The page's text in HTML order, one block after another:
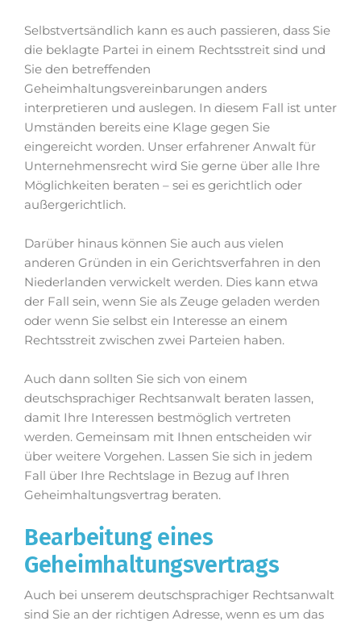
Selbstvertsändlich kann es auch passieren, dass Sie
die beklagte Partei in einem Rechtsstreit sind und
Sie den betreffenden
Geheimhaltungsvereinbarungen anders
interpretieren und auslegen. In diesem Fall ist unter
Umständen bereits eine Klage gegen Sie
eingereicht worden. Unser erfahrener Anwalt für
Unternehmensrecht wird Sie gerne über alle Ihre
Möglichkeiten beraten – sei es gerichtlich oder
außergerichtlich.
Darüber hinaus können Sie auch aus vielen
anderen Gründen in ein Gerichtsverfahren in den
Niederlanden verwickelt werden. Dies kann etwa
der Fall sein, wenn Sie als Zeuge geladen werden
oder wenn Sie selbst ein Interesse an einem
Rechtsstreit zwischen zwei Parteien haben.
Auch dann sollten Sie sich von einem
deutschsprachiger Rechtsanwalt beraten lassen,
damit Ihre Interessen bestmöglich vertreten
werden. Gemeinsam mit Ihnen entscheiden wir
über weitere Vorgehen. Lassen Sie sich in jedem
Fall über Ihre Rechtslage in Bezug auf Ihren
Geheimhaltungsvertrag beraten.
Bearbeitung eines
Geheimhaltungsvertrags
Auch bei unserem deutschsprachiger Rechtsanwalt
sind Sie an der richtigen Adresse, wenn es um das